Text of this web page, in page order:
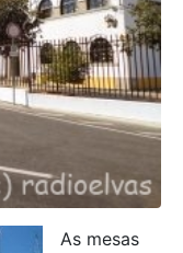
As mesas